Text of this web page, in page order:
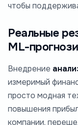
чтобы
Реальные
ML-
Внедрение
измеримый
просто модная
повышения
компании,